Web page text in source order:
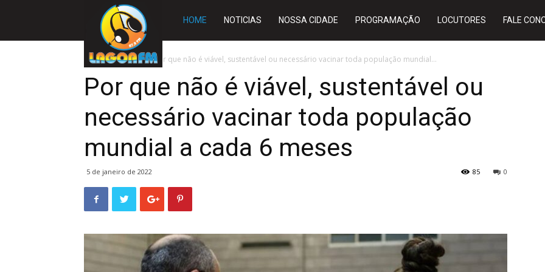
Rádio
Lagoa
FM
HOME NOTICIAS NOSSA CIDADE PROGRAMAÇÃO LOCUTORES FALE
Início MUNDO Por que não é viável, sustentável ou necessário vacinar toda população mundial...
Por que não é viável, sustentável ou
necessário vacinar toda população
mundial a cada 6 meses
5 de janeiro de 2022 0
85